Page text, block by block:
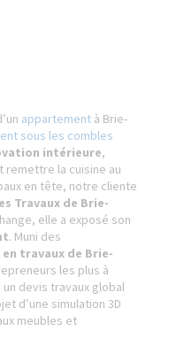
appartement à Brie-
sous les combles
intérieure,
remettre la cuisine au
en tête, notre cliente
Travaux de Brie-
elle a exposé son
. Muni des
travaux de Brie-
les plus à
devis travaux global
d’une simulation 3D
meubles et